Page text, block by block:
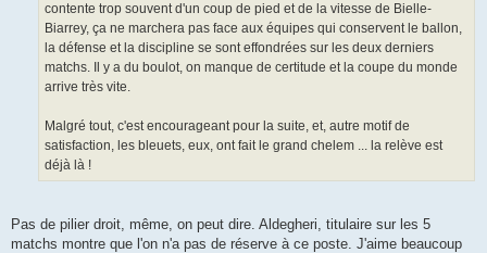
contente trop souvent d'un coup de pied et de la vitesse de Bielle-
Biarrey, ça ne marchera pas face aux équipes qui conservent le ballon,
la défense et la discipline se sont effondrées sur les deux derniers
matchs. Il y a du boulot, on manque de certitude et la coupe du monde
arrive très vite.
Malgré tout, c'est encourageant pour la suite, et, autre motif de
satisfaction, les bleuets, eux, ont fait le grand chelem ... la relève est
déjà là !
Pas de pilier droit, même, on peut dire. Aldegheri, titulaire sur les 5
matchs montre que l'on n'a pas de réserve à ce poste. J'aime beaucoup